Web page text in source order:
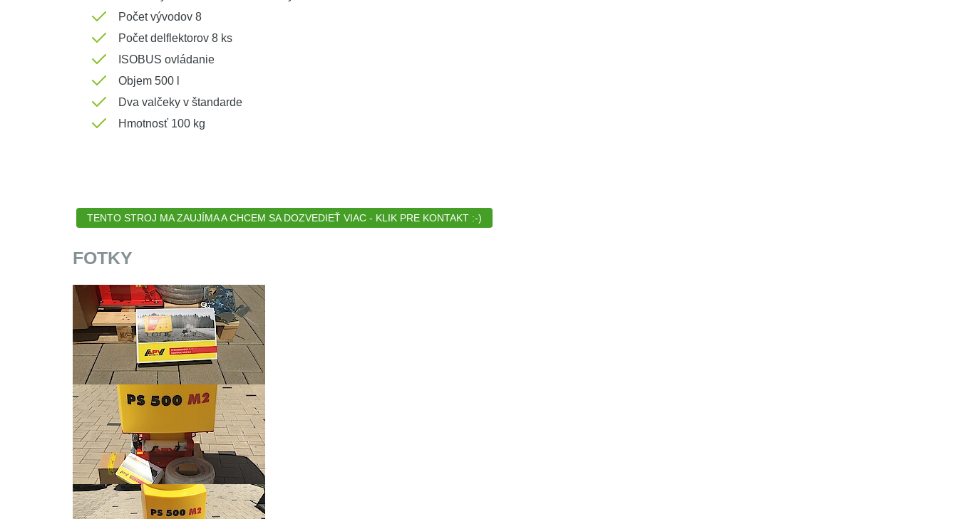
Počet vývodov 8
Počet delflektorov 8 ks
ISOBUS ovládanie
Objem 500 l
Dva valčeky v štandarde
Hmotnosť 100 kg
TENTO STROJ MA ZAUJÍMA A CHCEM SA DOZVEDIEŤ VIAC - KLIK PRE KONTAKT :-)
FOTKY